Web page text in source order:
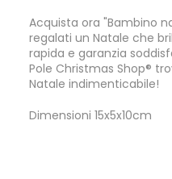
Acquista ora "Bambino
regalati un Natale che
rapida e garanzia
Pole Christmas Shop®
Natale indimenticabile!
Dimensioni 15x5x10cm